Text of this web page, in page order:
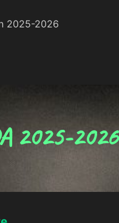
2025-2026
2025-2026